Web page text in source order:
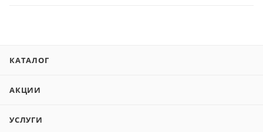
КАТАЛОГ
АКЦИИ
УСЛУГИ